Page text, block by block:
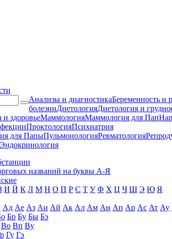
Анализы и диагностикаБеременность и
болезниДиетологияДиетология и
и здоровьеМаммологияМаммология для Пап
ПроктологияПсихиатрия
для ПапыПульмонологияРевматология
Эндокринология
названий на буквы А-Я
И Й К Л М Н О П Р С Т У Ф Х Ц Ч Ш Э Ю Я
Ад Ае Аз Аи Ай Ак Ал Ам Ан Ап Ар Ас Ат Ау
Бр Бу Бы Бэ
Во Вп Ву
Гу Гэ